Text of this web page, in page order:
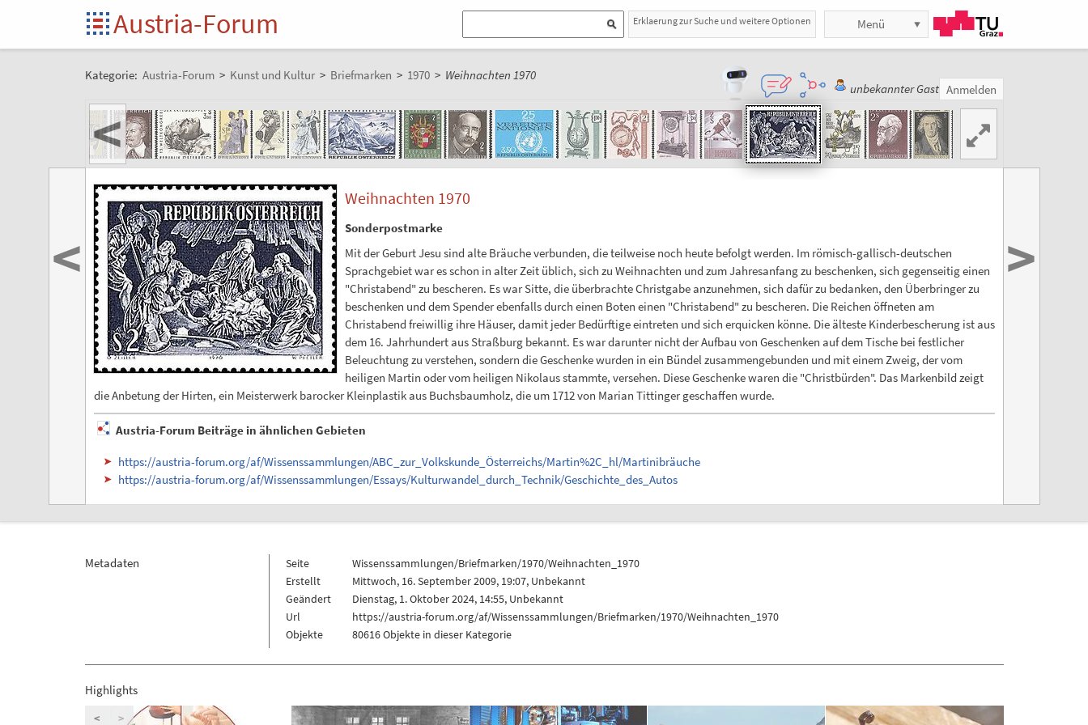
Austria-Forum Erklaerung zur Suche und weitere Optionen Menü
Kategorie: Austria-Forum > Kunst und Kultur > Briefmarken > 1970 > Weihnachten 1970
unbekannter Gast Anmelden
<
Weihnachten 1970
Sonderpostmarke
Mit der Geburt Jesu sind alte Bräuche verbunden, die teilweise noch heute befolgt werden. Im römisch-gallisch-deutschen
Sprachgebiet war es schon in alter Zeit üblich, sich zu Weihnachten und zum Jahresanfang zu beschenken, sich gegenseitig einen
"Christabend" zu bescheren. Es war Sitte, die überbrachte Christgabe anzunehmen, sich dafür zu bedanken, den Überbringer zu
beschenken und dem Spender ebenfalls durch einen Boten einen "Christabend" zu bescheren. Die Reichen öffneten am
Christabend freiwillig ihre Häuser, damit jeder Bedürftige eintreten und sich erquicken könne. Die älteste Kinderbescherung ist aus
dem 16. Jahrhundert aus Straßburg bekannt. Es war darunter nicht der Aufbau von Geschenken auf dem Tische bei festlicher
Beleuchtung zu verstehen, sondern die Geschenke wurden in ein Bündel zusammengebunden und mit einem Zweig, der vom
heiligen Martin oder vom heiligen Nikolaus stammte, versehen. Diese Geschenke waren die "Christbürden". Das Markenbild zeigt
die Anbetung der Hirten, ein Meisterwerk barocker Kleinplastik aus Buchsbaumholz, die um 1712 von Marian Tittinger geschaffen wurde.
Austria-Forum Beiträge in ähnlichen Gebieten
https://austria-forum.org/af/Wissenssammlungen/ABC_zur_Volkskunde_Österreichs/Martin%2C_hl/Martinibräuche
https://austria-forum.org/af/Wissenssammlungen/Essays/Kulturwandel_durch_Technik/Geschichte_des_Autos
< >
Metadaten Seite
Wissenssammlungen/Briefmarken/1970/Weihnachten_1970
Erstellt
Mittwoch, 16. September 2009, 19:07, Unbekannt
Geändert
Dienstag, 1. Oktober 2024, 14:55, Unbekannt
Url
https://austria-forum.org/af/Wissenssammlungen/Briefmarken/1970/Weihnachten_1970
Objekte
80616 Objekte in dieser Kategorie
Highlights
< >